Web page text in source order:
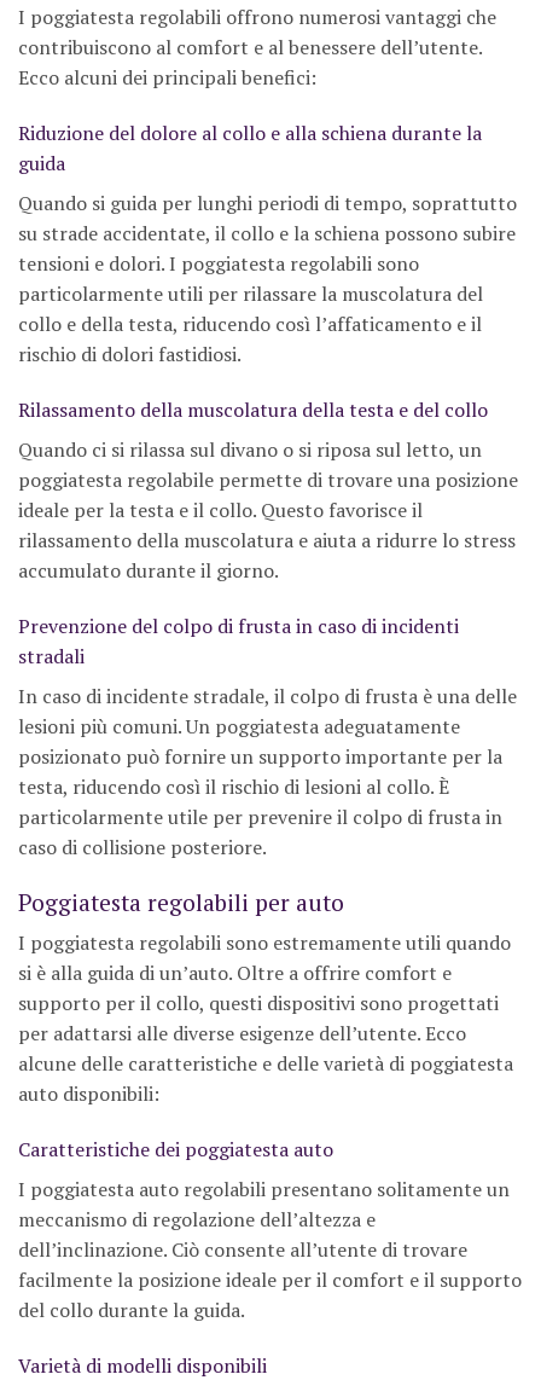
I poggiatesta regolabili offrono numerosi vantaggi che
contribuiscono al comfort e al benessere dell’utente.
Ecco alcuni dei principali benefici:
Riduzione del dolore al collo e alla schiena durante la
guida
Quando si guida per lunghi periodi di tempo, soprattutto
su strade accidentate, il collo e la schiena possono subire
tensioni e dolori. I poggiatesta regolabili sono
particolarmente utili per rilassare la muscolatura del
collo e della testa, riducendo così l’affaticamento e il
rischio di dolori fastidiosi.
Rilassamento della muscolatura della testa e del collo
Quando ci si rilassa sul divano o si riposa sul letto, un
poggiatesta regolabile permette di trovare una posizione
ideale per la testa e il collo. Questo favorisce il
rilassamento della muscolatura e aiuta a ridurre lo stress
accumulato durante il giorno.
Prevenzione del colpo di frusta in caso di incidenti
stradali
In caso di incidente stradale, il colpo di frusta è una delle
lesioni più comuni. Un poggiatesta adeguatamente
posizionato può fornire un supporto importante per la
testa, riducendo così il rischio di lesioni al collo. È
particolarmente utile per prevenire il colpo di frusta in
caso di collisione posteriore.
Poggiatesta regolabili per auto
I poggiatesta regolabili sono estremamente utili quando
si è alla guida di un’auto. Oltre a offrire comfort e
supporto per il collo, questi dispositivi sono progettati
per adattarsi alle diverse esigenze dell’utente. Ecco
alcune delle caratteristiche e delle varietà di poggiatesta
auto disponibili:
Caratteristiche dei poggiatesta auto
I poggiatesta auto regolabili presentano solitamente un
meccanismo di regolazione dell’altezza e
dell’inclinazione. Ciò consente all’utente di trovare
facilmente la posizione ideale per il comfort e il supporto
del collo durante la guida.
Varietà di modelli disponibili